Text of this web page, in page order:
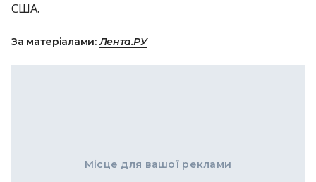
США.
За матеріалами:Лента.РУ
Місце для вашої реклами